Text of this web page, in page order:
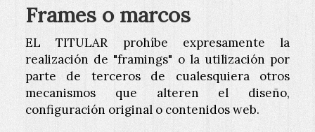
Frames o marcos
EL TITULAR prohíbe expresamente la
realización de "framings" o la utilización por
parte de terceros de cualesquiera otros
mecanismos que alteren el diseño,
configuración original o contenidos web.